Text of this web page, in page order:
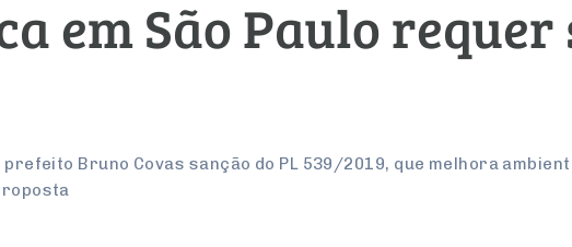
em São Paulo requer
Bruno Covas sanção do PL 539/2019, que melhora